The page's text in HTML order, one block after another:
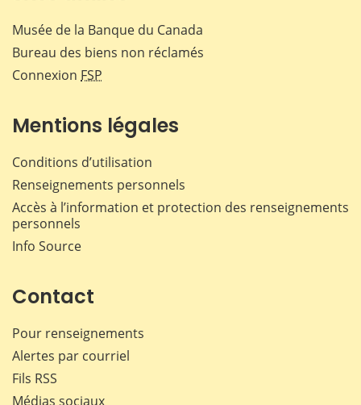
Musée de la Banque du Canada
Bureau des biens non réclamés
Connexion FSP
Mentions légales
Conditions d’utilisation
Renseignements personnels
Accès à l’information et protection des renseignements
personnels
Info Source
Contact
Pour renseignements
Alertes par courriel
Fils RSS
Médias sociaux